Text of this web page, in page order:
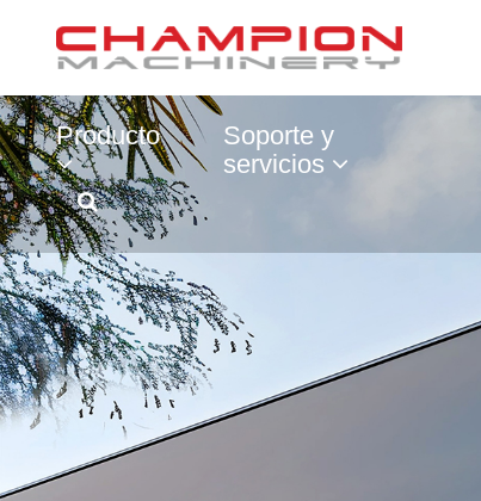
Producto
Soporte y
servicios